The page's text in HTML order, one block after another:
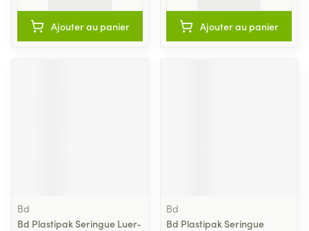
Ajouter au panier Ajouter au panier
Bd
Bd Plastipak Seringue Luer-
Bd
Bd Plastipak Seringue